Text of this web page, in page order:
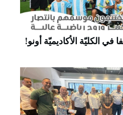
الكليّة الأكاديميّة أونو!